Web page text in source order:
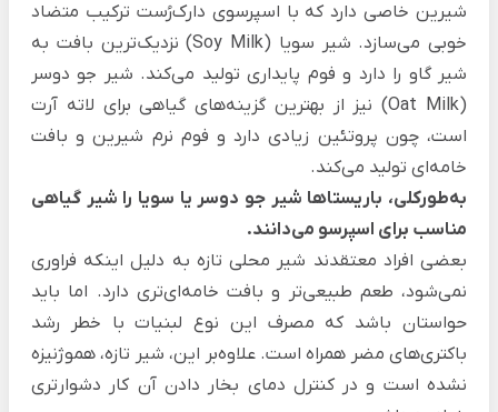
شیرین خاصی دارد که با اسپرسوی دارک‌رُست ترکیب متضاد
خوبی می‌سازد. شیر سویا (Soy Milk) نزدیک‌ترین بافت به
شیر گاو را دارد و فوم پایداری تولید می‌کند. شیر جو دوسر
(Oat Milk) نیز از بهترین گزینه‌های گیاهی برای لاته آرت
است، چون پروتئین زیادی دارد و فوم نرم شیرین و بافت
خامه‌ای تولید می‌کند.
به‌طورکلی، باریستاها شیر جو دوسر یا سویا را شیر گیاهی
مناسب برای اسپرسو می‌دانند.
بعضی افراد معتقدند شیر محلی تازه به دلیل اینکه فراوری
نمی‌شود، طعم طبیعی‌تر و بافت خامه‌ای‌تری دارد. اما باید
حواستان باشد که مصرف این نوع لبنیات با خطر رشد
باکتری‌های مضر همراه است. علاوه‌بر این، شیر تازه، هموژنیزه
نشده است و در کنترل دمای بخار دادن آن کار دشوارتری